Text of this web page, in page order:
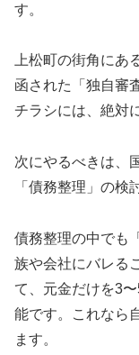
す。
上松町の街角にあ
函された「独自審
チラシには、絶対
次にやるべきは、
「債務整理」の検
債務整理の中でも
族や会社にバレる
て、元金だけを3
能です。これなら
ます。